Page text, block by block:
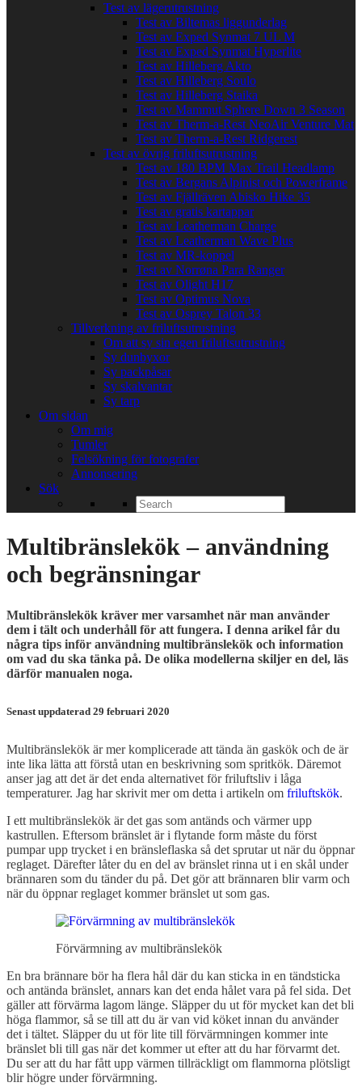
Test av lägerutrustning
Test av Biltemas liggunderlag
Test av Exped Synmat 7 UL M
Test av Exped Synmat Hyperlite
Test av Hilleberg Akto
Test av Hilleberg Soulo
Test av Hilleberg Staika
Test av Mammut Sphere Down 3 Season
Test av Therm-a-Rest NeoAir Venture Mat
Test av Therm-a-Rest Ridgerest
Test av övrig friluftsutrustning
Test av 180 BPM Max Trail Headlamp
Test av Bergans Alpinist och Powerframe
Test av Fjällräven Abisko Hike 35
Test av gratis kartappar
Test av Leatherman Charge
Test av Leatherman Wave Plus
Test av MR-koppel
Test av Norrøna Para Ranger
Test av Olight H17
Test av Optimus Nova
Test av Osprey Talon 33
Tillverkning av friluftsutrustning
Om att sy sin egen friluftsutrustning
Sy dunbyxor
Sy packpåsar
Sy skalvantar
Sy tarp
Om sidan
Om mig
Tumler
Felsökning för fotografer
Annonsering
Sök
Search
for:
Multibränslekök – användning
och begränsningar
Multibränslekök kräver mer varsamhet när man använder
dem i tält och underhåll för att fungera. I denna arikel får du
några tips inför användning multibränslekök och information
om vad du ska tänka på. De olika modellerna skiljer en del, läs
därför manualen noga.
Senast uppdaterad 29 februari 2020
Multibränslekök är mer komplicerade att tända än gaskök och de är
inte lika lätta att förstå utan en beskrivning som spritkök. Däremot
anser jag att det är det enda alternativet för friluftsliv i låga
temperaturer. Jag har skrivit mer om detta i artikeln om friluftskök.
I ett multibränslekök är det gas som antänds och värmer upp
kastrullen. Eftersom bränslet är i flytande form måste du först
pumpar upp trycket i en bränsleflaska så det sprutar ut när du öppnar
reglaget. Därefter låter du en del av bränslet rinna ut i en skål under
brännaren som du tänder du på. Det gör att brännaren blir varm och
när du öppnar reglaget kommer bränslet ut som gas.
Förvärmning av multibränslekök
En bra brännare bör ha flera hål där du kan sticka in en tändsticka
och antända bränslet, annars kan det enda hålet vara på fel sida. Det
gäller att förvärma lagom länge. Släpper du ut för mycket kan det bli
höga flammor, så se till att du är van vid köket innan du använder
det i tältet. Släpper du ut för lite till förvärmningen kommer inte
bränslet bli till gas när det kommer ut efter att du har förvarmt det.
Du ser att du har fått upp värmen tillräckligt om flammorna plötsligt
blir högre under förvärmning.